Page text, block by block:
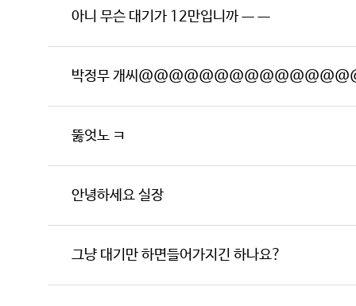
아니 무슨 대기가 12만입니까 ㅡ ㅡ
박정무 개씨
뚫엇노 ㅋ
안녕하세요 실장
그냥 대기만 하면들어가지긴 하나요?